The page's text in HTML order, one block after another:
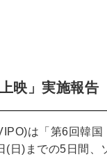
映」実施報告
は「第6回韓
日)までの5日間